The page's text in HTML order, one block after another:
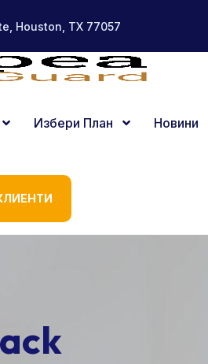
Houston, TX 77057
Избери План Новини